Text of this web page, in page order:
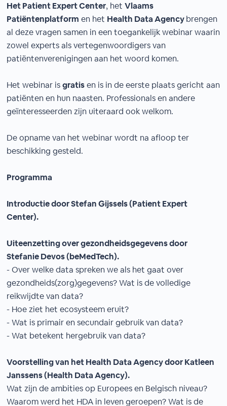
Het Patient Expert Center, hetVlaams
Patiëntenplatform en het Health Data Agencybrengen
al deze vragen samen in een toegankelijk webinar waarin
zowel experts als vertegenwoordigers van
patiëntenverenigingen aan het woord komen.
Het webinar isgratisen is in de eerste plaats gericht aan
patiënten en hun naasten. Professionals en andere
geïnteresseerden zijn uiteraard ook welkom.
De opname van het webinar wordt na afloop ter
beschikking gesteld.
Programma
Introductie door Stefan Gijssels (Patient Expert
Center).
Uiteenzetting over gezondheidsgegevens door
Stefanie Devos (beMedTech).
- Over welke data spreken we als het gaat over
gezondheids(zorg)gegevens? Wat is de volledige
reikwijdte van data?
- Hoe ziet het ecosysteem eruit?
- Wat is primair en secundair gebruik van data?
- Wat betekent hergebruik van data?
Voorstelling van het Health Data Agency door Katleen
Janssens (Health Data Agency).
Wat zijn de ambities op Europees en Belgisch niveau?
Waarom werd het HDA in leven geroepen? Wat is de